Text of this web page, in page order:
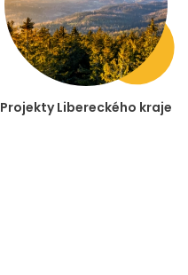
Projekty Libereckého kraje